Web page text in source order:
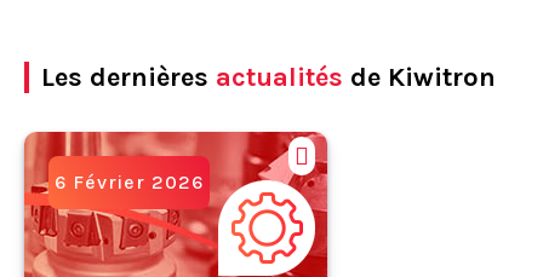
Les dernières actualités de Kiwitron
6 Février 2026